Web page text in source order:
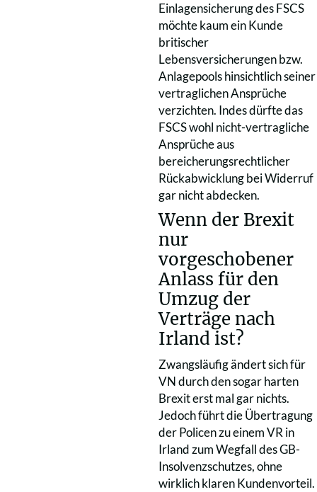
Einlagensicherung des FSCS
möchte kaum ein Kunde
britischer
Lebensversicherungen bzw.
Anlagepools hinsichtlich seiner
vertraglichen Ansprüche
verzichten. Indes dürfte das
FSCS wohl nicht-vertragliche
Ansprüche aus
bereicherungsrechtlicher
Rückabwicklung bei Widerruf
gar nicht abdecken.
Wenn der Brexit
nur
vorgeschobener
Anlass für den
Umzug der
Verträge nach
Irland ist?
Zwangsläufig ändert sich für
VN durch den sogar harten
Brexit erst mal gar nichts.
Jedoch führt die Übertragung
der Policen zu einem VR in
Irland zum Wegfall des GB-
Insolvenzschutzes, ohne
wirklich klaren Kundenvorteil.